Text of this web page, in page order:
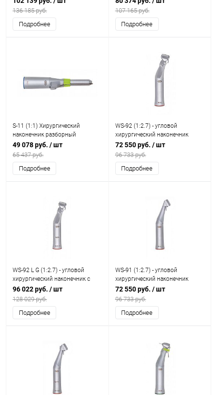
136 185 руб.
Подробнее
107 165 руб.
Подробнее
S-11 (1:1) Хирургический
наконечник разборный
49 078 руб. / шт
65 437 руб.
Подробнее
WS-92 (1:2.7) - угловой
хирургический наконечник
72 550 руб. / шт
96 733 руб.
Подробнее
WS-92 L G (1:2.7) - угловой
хирургический наконечник с
генератором
96 022 руб. / шт
128 029 руб.
Подробнее
WS-91 (1:2.7) - угловой
хирургический наконечник
72 550 руб. / шт
96 733 руб.
Подробнее